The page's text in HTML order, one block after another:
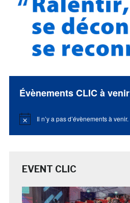
Évènements CLIC à venir
Notice Il n’y a pas d’évènements à venir.
EVENT CLIC